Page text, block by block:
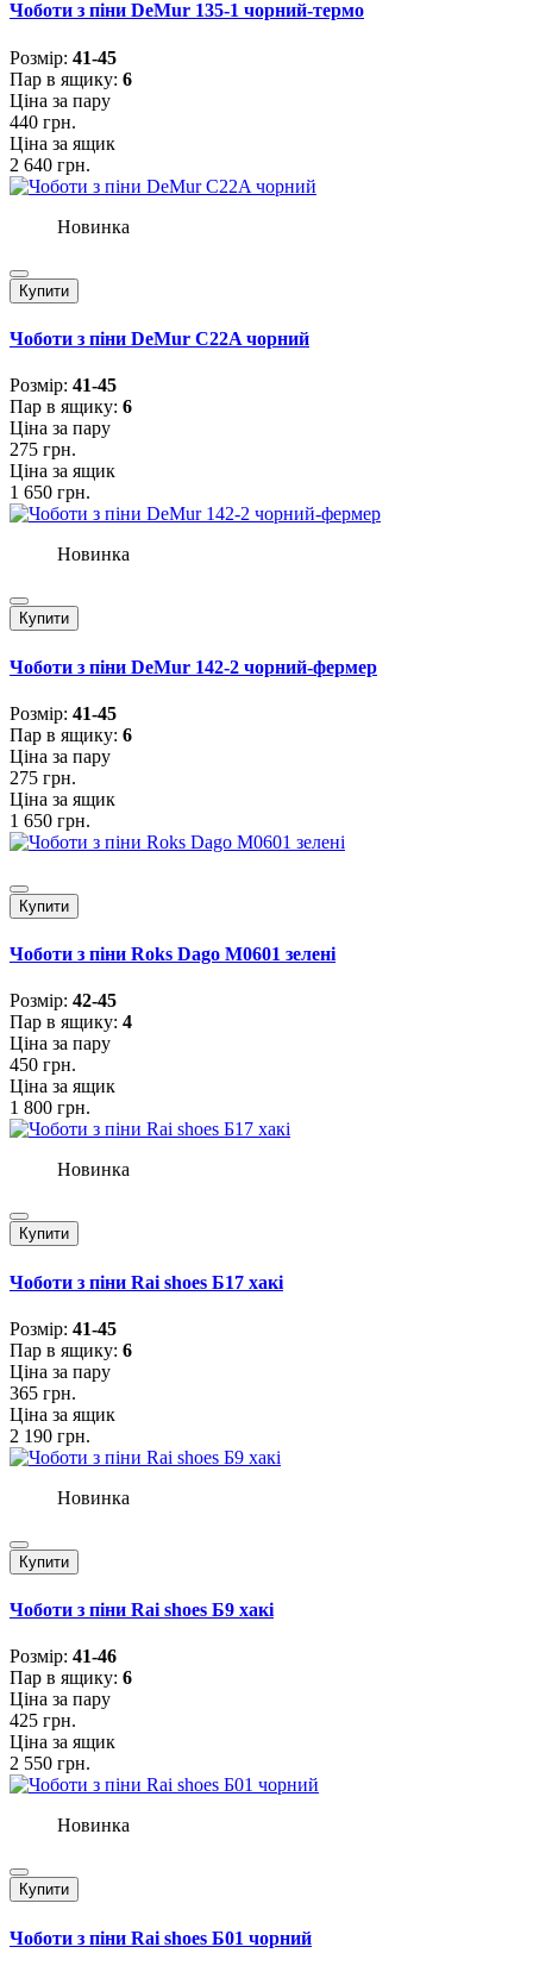
Чоботи з піни DeMur 135-1 чорний-термо
Розмiр: 41-45
Пар в ящику: 6
Ціна за пару
440 грн.
Ціна за ящик
2 640 грн.
Новинка
Купити
Чоботи з піни DeMur C22A чорний
Розмiр: 41-45
Пар в ящику: 6
Ціна за пару
275 грн.
Ціна за ящик
1 650 грн.
Новинка
Купити
Чоботи з піни DeMur 142-2 чорний-фермер
Розмiр: 41-45
Пар в ящику: 6
Ціна за пару
275 грн.
Ціна за ящик
1 650 грн.
Купити
Чоботи з піни Roks Dago M0601 зелені
Розмiр: 42-45
Пар в ящику: 4
Ціна за пару
450 грн.
Ціна за ящик
1 800 грн.
Новинка
Купити
Чоботи з піни Rai shoes Б17 хакі
Розмiр: 41-45
Пар в ящику: 6
Ціна за пару
365 грн.
Ціна за ящик
2 190 грн.
Новинка
Купити
Чоботи з піни Rai shoes Б9 хакі
Розмiр: 41-46
Пар в ящику: 6
Ціна за пару
425 грн.
Ціна за ящик
2 550 грн.
Новинка
Купити
Чоботи з піни Rai shoes Б01 чорний